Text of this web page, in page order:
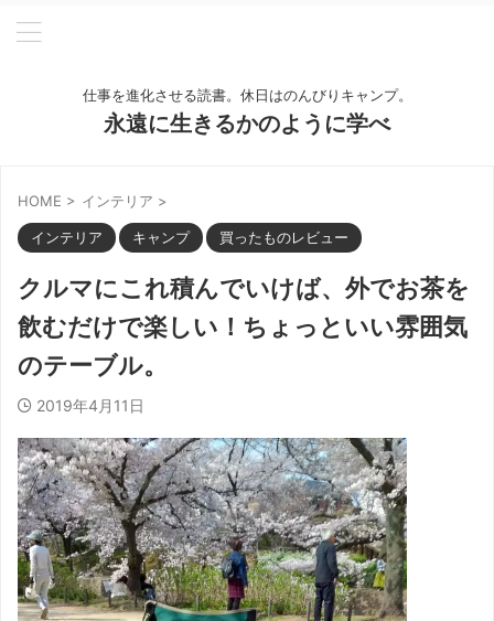
仕事を進化させる読書。休日はのんびりキャンプ。
永遠に生きるかのように学べ
HOME > インテリア >
インテリア キャンプ 買ったものレビュー
クルマにこれ積んでいけば、外でお茶を
飲むだけで楽しい！ちょっといい雰囲気
のテーブル。
2019年4月11日